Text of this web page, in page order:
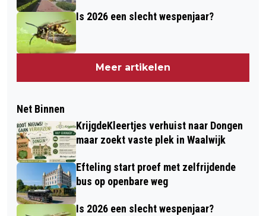
Is 2026 een slecht wespenjaar?
Meer artikelen
Net Binnen
KrijgdeKleertjes verhuist naar Dongen
maar zoekt vaste plek in Waalwijk
Efteling start proef met zelfrijdende
bus op openbare weg
Is 2026 een slecht wespenjaar?